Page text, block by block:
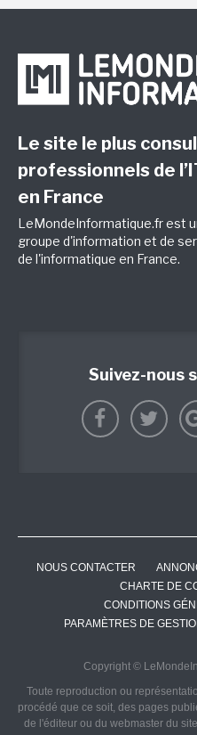
Le site le plus
professionnels de
en France
LeMondeInformatique.fr est
groupe d'information et de
de l'informatique en France.
Suivez-nous
NOUS CONTACTER
CHARTE DE
CONDITIONS
PARAMÈTRES DE
Copyright ©
Toute reproduction ou
procédé que ce soit, des pages
de l'éditeur ou du webmaster du